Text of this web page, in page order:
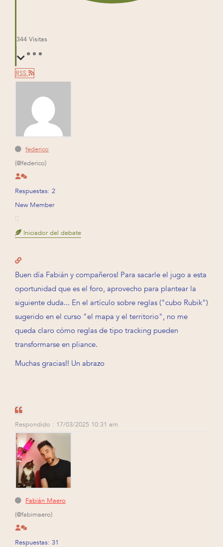
344 Visitas
RSS
federico
(@federico)
Respuestas: 2
New Member
Iniciador del debate
Buen día Fabián y compañeros! Para sacarle el jugo a esta
oportunidad que es el foro, aprovecho para plantear la
siguiente duda... En el artículo sobre reglas ("cubo Rubik")
sugerido en el curso "el mapa y el territorio", no me
queda claro cómo reglas de tipo tracking pueden
transformarse en pliance.
Muchas gracias!! Un abrazo
Respondido : 17/03/2025 10:31 am
Fabián Maero
(@fabimaero)
Respuestas: 31